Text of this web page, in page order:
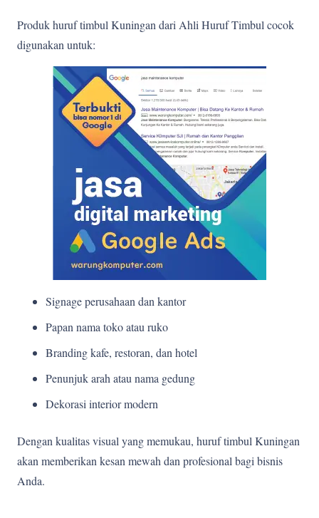
Produk huruf timbul Kuningan dari Ahli Huruf Timbul cocok
digunakan untuk:
Signage perusahaan dan kantor
Papan nama toko atau ruko
Branding kafe, restoran, dan hotel
Penunjuk arah atau nama gedung
Dekorasi interior modern
Dengan kualitas visual yang memukau, huruf timbul Kuningan
akan memberikan kesan mewah dan profesional bagi bisnis
Anda.